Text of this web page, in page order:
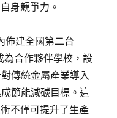
身競爭力。
佈建全國第二台
合作夥伴學校，設
傳統金屬產業導入
節能減碳目標。這
不僅可提升了生產